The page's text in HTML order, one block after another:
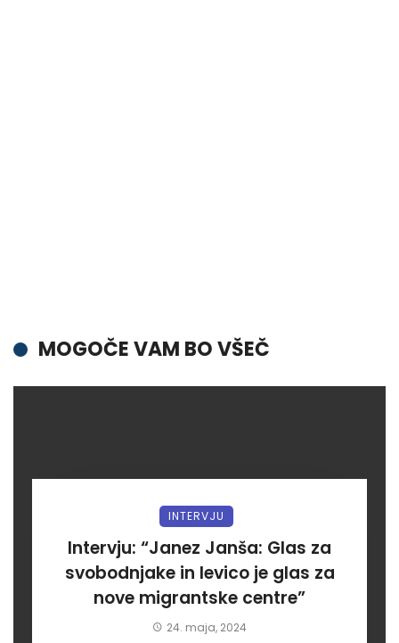
MOGOČE VAM BO VŠEČ
INTERVJU
Intervju: “Janez Janša: Glas za
svobodnjake in levico je glas za
nove migrantske centre”
24. maja, 2024